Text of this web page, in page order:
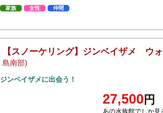
家族 女性 仲間
【スノーケリング】ジンベイザメ ウ
島南部)
ジンベイザメに出会う！
27,500 円
あの水族館でしか見